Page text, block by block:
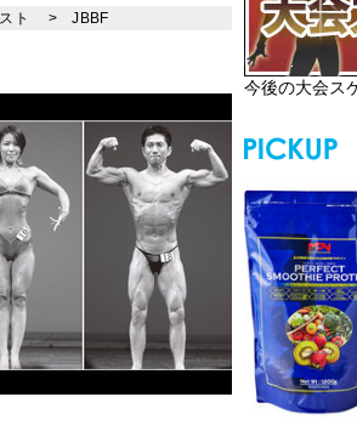
今後の大会ス
ト >JBBF